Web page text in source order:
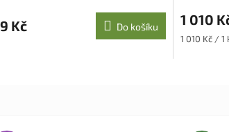
Kč Do košíku 1 010
Měrná
1 010 Kč / 1